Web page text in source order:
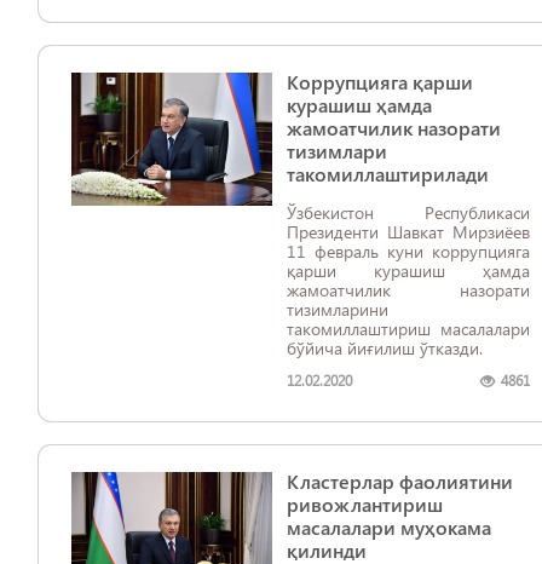
Коррупцияга қарши
курашиш ҳамда
жамоатчилик назорати
тизимлари
такомиллаштирилади
Ўзбекистон Республикаси
Президенти Шавкат Мирзиёев
11 февраль куни коррупцияга
қарши курашиш ҳамда
жамоатчилик назорати
тизимларини
такомиллаштириш масалалари
бўйича йиғилиш ўтказди.
12.02.2020 4861
Кластерлар фаолиятини
ривожлантириш
масалалари муҳокама
қилинди